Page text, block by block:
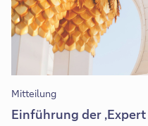
Mitteilung
Einführung der